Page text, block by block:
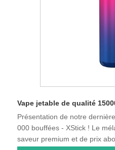
Vape jetable de qualité
Présentation de notre
000 bouffées - XStick ! Le
saveur premium et de prix